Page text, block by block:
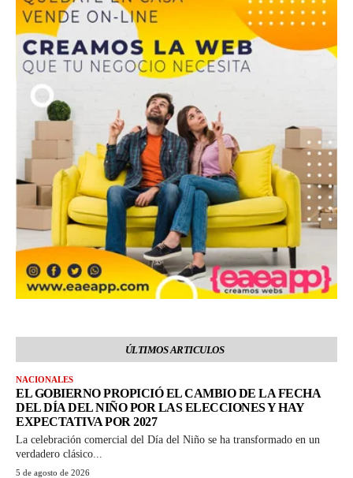
ÚLTIMOS ARTICULOS
NACIONALES
EL GOBIERNO PROPICIÓ EL CAMBIO DE LA FECHA
DEL DÍA DEL NIÑO POR LAS ELECCIONES Y HAY
EXPECTATIVA POR 2027
La celebración comercial del Día del Niño se ha transformado en un
verdadero clásico...
5 de agosto de 2026